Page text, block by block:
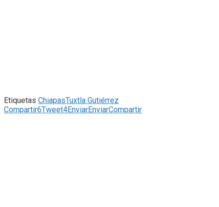
Etiquetas ChiapasTuxtla Gutiérrez
Compartir6Tweet4EnviarEnviarCompartir